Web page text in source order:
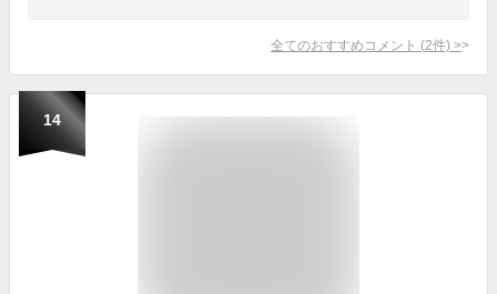
全てのおすすめコメント (2件) >
14